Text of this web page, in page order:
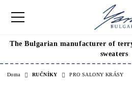
The Bulgarian manufacturer of
sweaters
Doma RUČNÍKY PRO SALONY KRÁSY